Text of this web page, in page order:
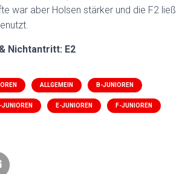
war aber Holsen stärker und die F2 ließ
Nichtantritt: E2
ALLGEMEIN B-JUNIOREN
JUNIOREN E-JUNIOREN F-JUNIOREN